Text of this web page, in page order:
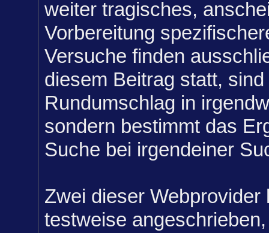
weiter tragisches,
Vorbereitung
Versuche finden
diesem Beitrag statt,
Rundumschlag in
sondern bestimmt das
Suche bei irgendeiner
Zwei dieser Webprovider
testweise